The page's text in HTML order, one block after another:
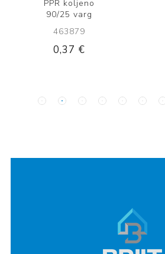
PPR koljeno
90/25 varg
463879
0,37 €